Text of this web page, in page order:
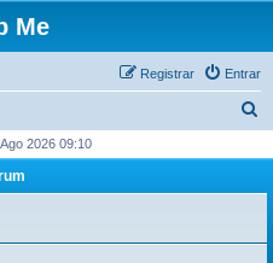
Me
Entrar
Registrar
q
2026 09:10